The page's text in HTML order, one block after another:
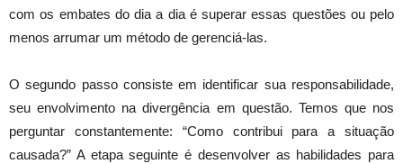
com os embates do dia a dia é superar essas questões ou pelo
menos arrumar um método de gerenciá-las.
O segundo passo consiste em identificar sua responsabilidade,
seu envolvimento na divergência em questão. Temos que nos
perguntar constantemente: “Como contribui para a situação
causada?” A etapa seguinte é desenvolver as habilidades para